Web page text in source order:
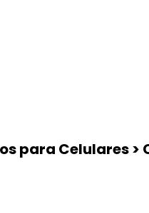
para Celulares >